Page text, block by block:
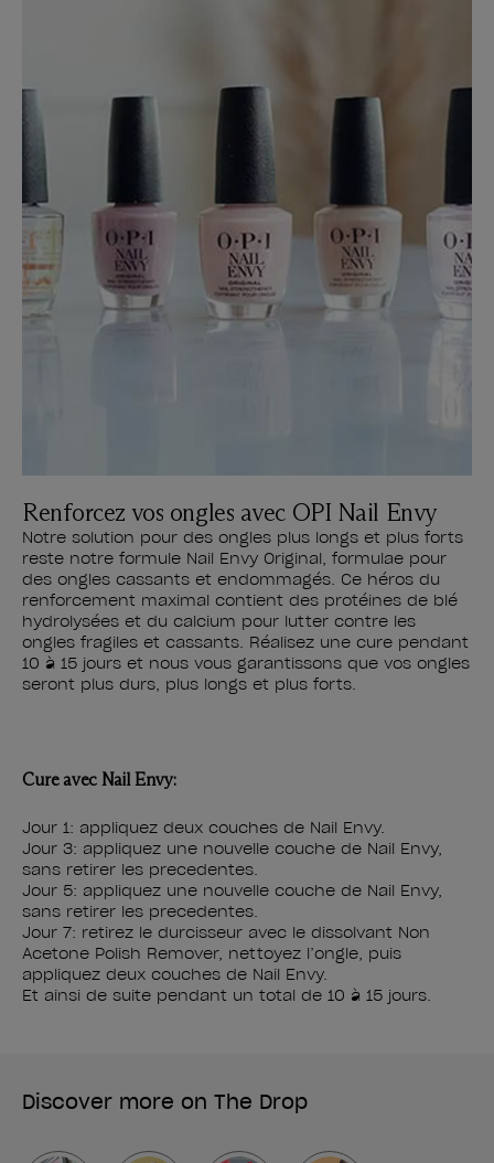
Renforcez vos ongles avec OPI Nail Envy
Notre solution pour des ongles plus longs et plus forts
reste notre formule Nail Envy Original, formulae pour
des ongles cassants et endommagés. Ce héros du
renforcement maximal contient des protéines de blé
hydrolysées et du calcium pour lutter contre les
ongles fragiles et cassants. Réalisez une cure pendant
10 à 15 jours et nous vous garantissons que vos ongles
seront plus durs, plus longs et plus forts.
Cure avec Nail Envy:
Jour 1: appliquez deux couches de Nail Envy.
Jour 3: appliquez une nouvelle couche de Nail Envy,
sans retirer les precedentes.
Jour 5: appliquez une nouvelle couche de Nail Envy,
sans retirer les precedentes.
Jour 7: retirez le durcisseur avec le dissolvant Non
Acetone Polish Remover, nettoyez l’ongle, puis
appliquez deux couches de Nail Envy.
Et ainsi de suite pendant un total de 10 à 15 jours.
Discover more on The Drop